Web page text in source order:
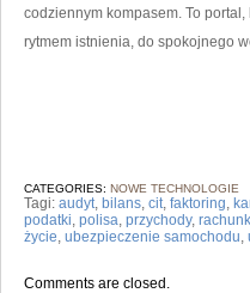
codziennym kompasem. To
rytmem istnienia, do spokojnego
CATEGORIES: NOWE TECHNOLOGIE
Tagi: audyt, bilans, cit, faktoring,
podatki, polisa, przychody,
życie, ubezpieczenie samochodu,
Comments are closed.